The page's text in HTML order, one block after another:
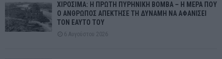
ΧΙΡΟΣΙΜΑ: Η ΠΡΩΤΗ ΠΥΡΗΝΙΚΗ ΒΟΜΒΑ – Η ΜΕΡΑ ΠΟΥ
Ο ΑΝΘΡΩΠΟΣ ΑΠΕΚΤΗΣΕ ΤΗ ΔΥΝΑΜΗ ΝΑ ΑΦΑΝΙΣΕΙ
ΤΟΝ ΕΑΥΤΟ ΤΟΥ
6 Αυγούστου 2026